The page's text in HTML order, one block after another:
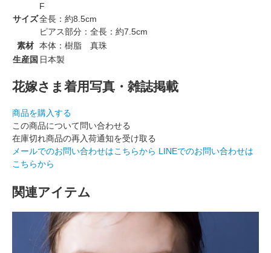
サイズ
F
全長：約8.5cm
ピアス部分：全長：約7.5cm
素材 本体：樹脂 真珠
生産国 日本製
花嫁さま着用写真・雑誌掲載
商品を購入する
この商品について問い合わせる
在庫切れ商品の再入荷通知を受け取る
メールでのお問い合わせはこちらから LINEでのお問い合わせは
こちらから
関連アイテム